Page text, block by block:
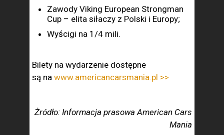
Zawody Viking European Strongman
Cup – elita siłaczy z Polski i Europy;
Wyścigi na 1/4 mili.
Bilety na wydarzenie dostępne
są na www.americancarsmania.pl >>
Żródło: Informacja prasowa American Cars
Mania